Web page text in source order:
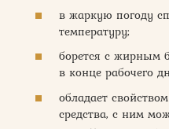
в жаркую погоду
температуру;
борется с жирным
в конце рабочего
обладает
средства, с ним